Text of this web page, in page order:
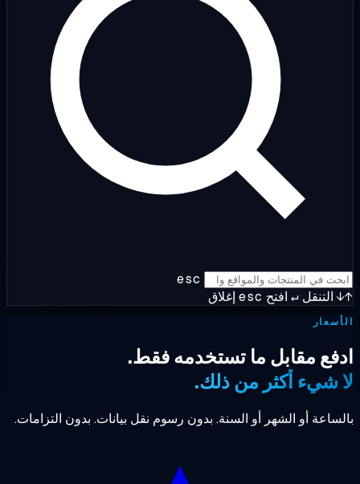
esc
التنقل↵افتحescإغلاق
مقابل ما تستخدمه فقط.
شيء أكثر من ذلك.
أو الشهر أو السنة. بدون رسوم نقل بيانات. بدون التزامات.